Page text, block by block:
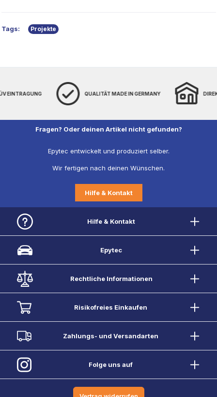
Tags: Projekte
EINTRAGUNG QUALITÄT MADE IN GERMANY
Fragen? Oder deinen Artikel nicht gefunden?
Epytec entwickelt und produziert selber.
Wir fertigen nach deinen Wünschen.
Hilfe & Kontakt
Hilfe & Kontakt
Epytec
Rechtliche Informationen
Risikofreies Einkaufen
Zahlungs- und Versandarten
Folge uns auf